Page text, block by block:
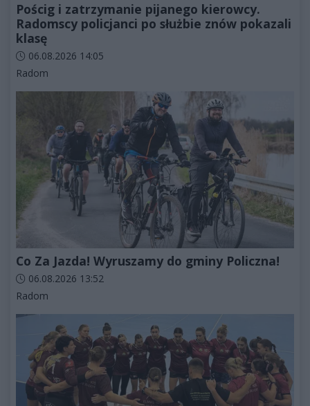
Pościg i zatrzymanie pijanego kierowcy.
Radomscy policjanci po służbie znów pokazali
klasę
Data dodania artykułu:
06.08.2026 14:05
Kategorie artykułu:
Radom
Co Za Jazda! Wyruszamy do gminy Policzna!
Data dodania artykułu:
06.08.2026 13:52
Kategorie artykułu:
Radom